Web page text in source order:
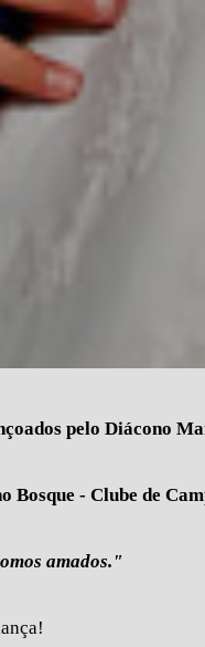
pelo Diácono
Bosque - Clube de
amados."